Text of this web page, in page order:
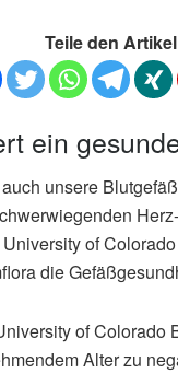
Teile den Artikel
ein
unsere
of
die
of Colorado
Alter zu